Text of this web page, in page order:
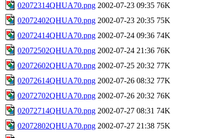
02072314QHUA70.png 2002-07-23 09:35 76K
02072402QHUA70.png 2002-07-23 20:35 75K
02072414QHUA70.png 2002-07-24 09:36 74K
02072502QHUA70.png 2002-07-24 21:36 76K
02072602QHUA70.png 2002-07-25 20:32 77K
02072614QHUA70.png 2002-07-26 08:32 77K
02072702QHUA70.png 2002-07-26 20:32 76K
02072714QHUA70.png 2002-07-27 08:31 74K
02072802QHUA70.png 2002-07-27 21:38 75K